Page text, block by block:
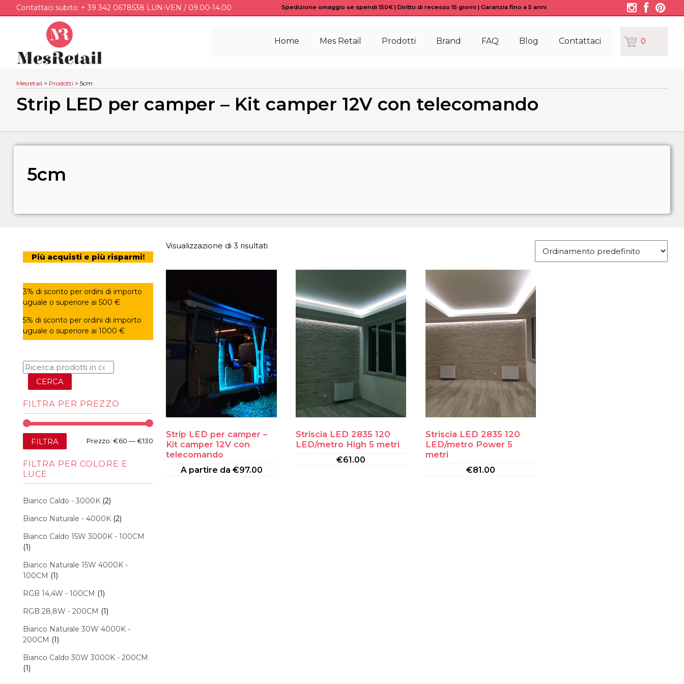
Contattaci subito: + 39 342 0678538 LUN-VEN / 09.00-14.00 Spedizione omaggio se spendi 150€ | Diritto di recesso 15 giorni | Garanzia fino a 5 anni
Home Mes Retail Prodotti Brand FAQ Blog Contattaci 0
Mesretail > Prodotti > 5cm
Strip LED per camper – Kit camper 12V con telecomando
5cm
Visualizzazione di 3 risultati
Strip LED per camper –
Kit camper 12V con
telecomando
A partire da €97.00
Striscia LED 2835 120
LED/metro High 5 metri
€61.00
Striscia LED 2835 120
LED/metro Power 5
metri
€81.00
Più acquisti e più risparmi!
3% di sconto per ordini di importo
uguale o superiore ai 500 €
5% di sconto per ordini di importo
uguale o superiore ai 1000 €
CERCA
FILTRA PER PREZZO
Prezzo
Prezzo
Max
FILTRA Prezzo: €60 —€130
FILTRA PER COLORE E
LUCE
Bianco Caldo - 3000K (2)
Bianco Naturale - 4000K (2)
Bianco Caldo 15W 3000K - 100CM
(1)
Bianco Naturale 15W 4000K -
100CM (1)
RGB 14,4W - 100CM (1)
RGB 28,8W - 200CM (1)
Bianco Naturale 30W 4000K -
200CM (1)
Bianco Caldo 30W 3000K - 200CM
(1)